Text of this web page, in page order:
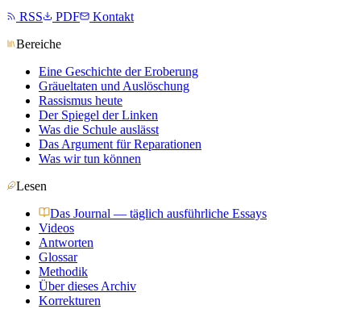
RSS
PDF
Kontakt
Bereiche
Eine Geschichte der Eroberung
Gräueltaten und Auslöschung
Rassismus heute
Der Spiegel der Linken
Was die Schule auslässt
Das Argument für Reparationen
Was wir tun können
Lesen
Das Journal — täglich ausführliche Essays
Videos
Antworten
Glossar
Methodik
Über dieses Archiv
Korrekturen